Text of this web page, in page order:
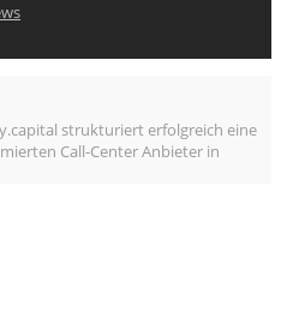
strukturiert erfolgreich eine
Call-Center Anbieter in